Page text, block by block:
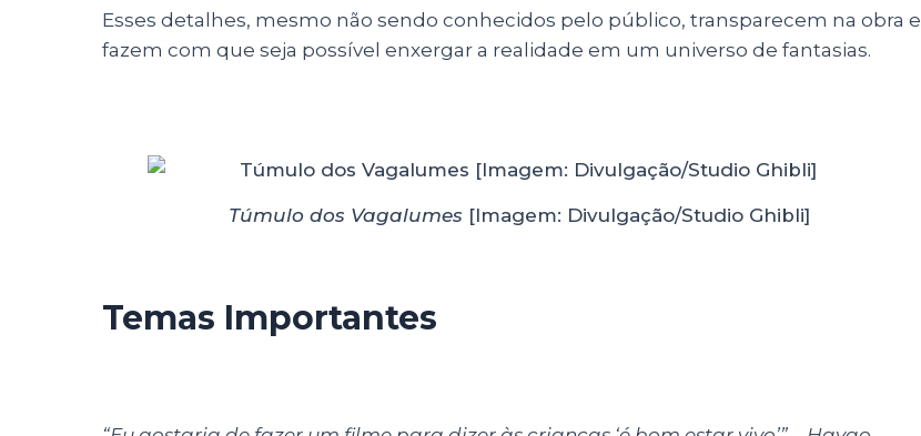
Esses detalhes, mesmo não sendo conhecidos pelo público, transparecem na obra e
fazem com que seja possível enxergar a realidade em um universo de fantasias.
Túmulo dos Vagalumes [Imagem: Divulgação/Studio Ghibli]
Temas Importantes